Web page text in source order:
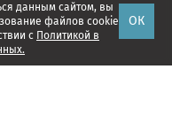
данным сайтом, вы
файлов cookie
с Политикой в
ОК